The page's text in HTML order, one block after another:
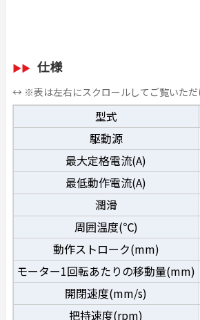
仕様
↔ ※表は左右にスクロールしてご覧いただ
型式
駆動源
最大定格電流(A)
最低動作電流(A)
潤滑
周囲温度(℃)
動作ストローク(mm)
モーター1回転あたりの移動量(mm)
開閉速度(mm/s)
把持速度(rpm)